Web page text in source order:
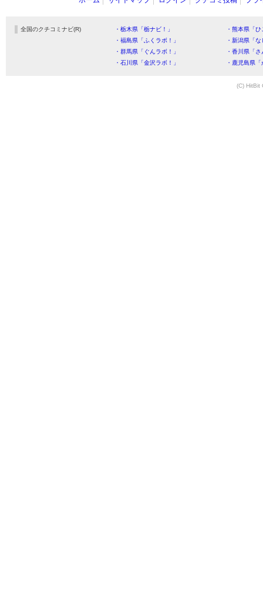
全国のクチコミナビ(R) ・栃木県「栃ナビ！」
・熊本県「
・福島県「ふくラボ！」
・新潟県「
・群馬県「ぐんラボ！」
・香川県「
・石川県「金沢ラボ！」
・鹿児島県
(C) HitBit